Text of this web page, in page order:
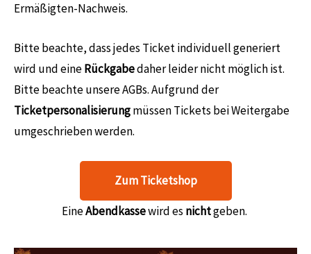
Ermäßigten-Nachweis.
Bitte beachte, dass jedes Ticket individuell generiert
wird und eineRückgabedaher leider nicht möglich ist.
Bitte beachte unsere AGBs. Aufgrund der
Ticketpersonalisierungmüssen Tickets bei Weitergabe
umgeschrieben werden.
Zum Ticketshop
EineAbendkassewird es nichtgeben.